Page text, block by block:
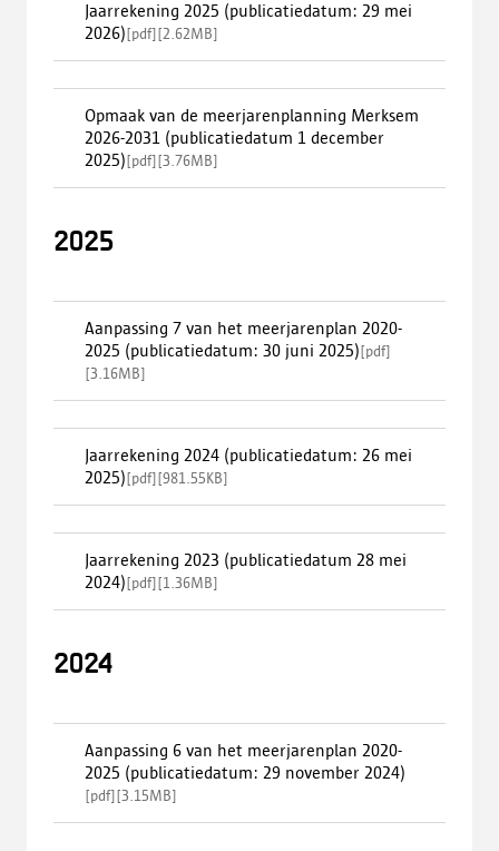
Jaarrekening 2025 (publicatiedatum: 29 mei
2026)[pdf][2.62MB]
Opmaak van de meerjarenplanning Merksem
2026-2031 (publicatiedatum 1 december
2025)[pdf][3.76MB]
2025
Aanpassing 7 van het meerjarenplan 2020-
2025 (publicatiedatum: 30 juni 2025)[pdf]
[3.16MB]
Jaarrekening 2024 (publicatiedatum: 26 mei
2025)[pdf][981.55KB]
Jaarrekening 2023 (publicatiedatum 28 mei
2024)[pdf][1.36MB]
2024
Aanpassing 6 van het meerjarenplan 2020-
2025 (publicatiedatum: 29 november 2024)
[pdf][3.15MB]